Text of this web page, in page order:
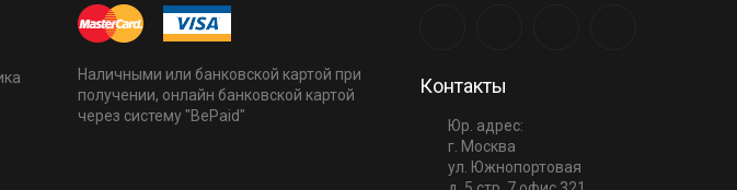
Наличными или банковской картой при
получении, онлайн банковской картой
через систему "BePaid"
Контакты
Юр. адрес:
г. Москва
ул. Южнопортовая